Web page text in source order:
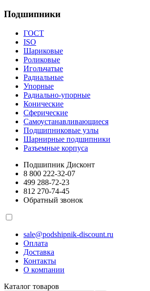
Подшипники
ГОСТ
ISO
Шариковые
Роликовые
Игольчатые
Радиальные
Упорные
Радиально-упорные
Конические
Сферические
Самоустанавливающиеся
Подшипниковые узлы
Шарнирные подшипники
Разъемные корпуса
Подшипник Дисконт
8 800 222-32-07
499 288-72-23
812 270-74-45
Обратный звонок
sale@podshipnik-discount.ru
Оплата
Доставка
Контакты
О компании
Каталог товаров